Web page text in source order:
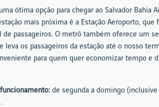
ótima opção para chegar ao Salvador Bahia
mais próxima é a Estação Aeroporto, que
de passageiros. O metrô também oferece um
leva os passageiros da estação até o nosso
para quem quer economizar tempo e
de segunda a domingo